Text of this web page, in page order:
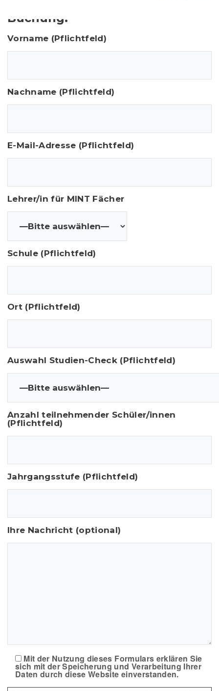
Buchung:
Vorname (Pflichtfeld)
Nachname (Pflichtfeld)
E-Mail-Adresse (Pflichtfeld)
Lehrer/in für MINT Fächer
Schule (Pflichtfeld)
Ort (Pflichtfeld)
Auswahl Studien-Check (Pflichtfeld)
Anzahl teilnehmender Schüler/innen
(Pflichtfeld)
Jahrgangsstufe (Pflichtfeld)
Ihre Nachricht (optional)
Mit der Nutzung dieses Formulars erklären Sie
sich mit der Speicherung und Verarbeitung Ihrer
Daten durch diese Website einverstanden.